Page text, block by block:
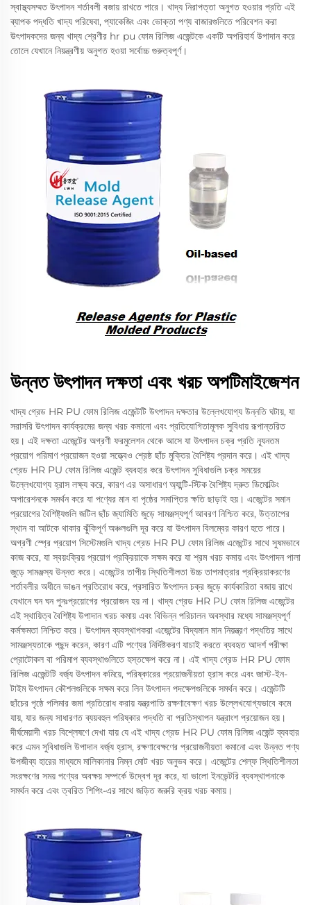
স্বাস্থ্যসম্মত উৎপাদন শর্তাবলী বজায় রাখতে পারে। খাদ্য নিরাপত্তা অনুগত হওয়ার প্রতি এই
ব্যাপক পদ্ধতি খাদ্য পরিষেবা, প্যাকেজিং এবং ভোক্তা পণ্য বাজারগুলিতে পরিবেশন করা
উৎপাদকদের জন্য খাদ্য শ্রেণীর hr pu ফোম রিলিজ এজেন্টকে একটি অপরিহার্য উপাদান করে
তোলে যেখানে নিয়ন্ত্রণীয় অনুগত হওয়া সর্বোচ্চ গুরুত্বপূর্ণ।
উন্নত উৎপাদন দক্ষতা এবং খরচ অপটিমাইজেশন
খাদ্য গ্রেড HR PU ফোম রিলিজ এজেন্টটি উৎপাদন দক্ষতার উল্লেখযোগ্য উন্নতি ঘটায়, যা
সরাসরি উৎপাদন কার্যক্রমের জন্য খরচ কমানো এবং প্রতিযোগিতামূলক সুবিধায় রূপান্তরিত
হয়। এই দক্ষতা এজেন্টের অগ্রণী ফরমুলেশন থেকে আসে যা উৎপাদন চক্র প্রতি ন্যূনতম
প্রয়োগ পরিমাণ প্রয়োজন হওয়া সত্ত্বেও শ্রেষ্ঠ ছাঁচ মুক্তির বৈশিষ্ট্য প্রদান করে। এই খাদ্য
গ্রেড HR PU ফোম রিলিজ এজেন্ট ব্যবহার করে উৎপাদন সুবিধাগুলি চক্র সময়ের
উল্লেখযোগ্য হ্রাস লক্ষ্য করে, কারণ এর অসাধারণ অ্যান্টি-স্টিক বৈশিষ্ট্য দ্রুত ডিমোল্ডিং
অপারেশনকে সমর্থন করে যা পণ্যের মান বা পৃষ্ঠের সমাপ্তির ক্ষতি ছাড়াই হয়। এজেন্টের সমান
প্রয়োগের বৈশিষ্ট্যগুলি জটিল ছাঁচ জ্যামিতি জুড়ে সামঞ্জস্যপূর্ণ আবরণ নিশ্চিত করে, উত্তাপের
স্থান বা আটকে থাকার ঝুঁকিপূর্ণ অঞ্চলগুলি দূর করে যা উৎপাদন বিলম্বের কারণ হতে পারে।
অগ্রণী স্প্রে প্রয়োগ সিস্টেমগুলি খাদ্য গ্রেড HR PU ফোম রিলিজ এজেন্টের সাথে সুষমভাবে
কাজ করে, যা স্বয়ংক্রিয় প্রয়োগ প্রক্রিয়াকে সক্ষম করে যা শ্রম খরচ কমায় এবং উৎপাদন পালা
জুড়ে সামঞ্জস্য উন্নত করে। এজেন্টের তাপীয় স্থিতিশীলতা উচ্চ তাপমাত্রার প্রক্রিয়াকরণের
শর্তাবলীর অধীনে ভাঙন প্রতিরোধ করে, প্রসারিত উৎপাদন চক্র জুড়ে কার্যকারিতা বজায় রাখে
যেখানে ঘন ঘন পুনঃপ্রয়োগের প্রয়োজন হয় না। খাদ্য গ্রেড HR PU ফোম রিলিজ এজেন্টের
এই স্থায়িত্ব বৈশিষ্ট্য উপাদান খরচ কমায় এবং বিভিন্ন পরিচালন অবস্থার মধ্যে সামঞ্জস্যপূর্ণ
কর্মক্ষমতা নিশ্চিত করে। উৎপাদন ব্যবস্থাপকরা এজেন্টের বিদ্যমান মান নিয়ন্ত্রণ পদ্ধতির সাথে
সামঞ্জস্যতাকে পছন্দ করেন, কারণ এটি পণ্যের নির্দিষ্টকরণ যাচাই করতে ব্যবহৃত আদর্শ পরীক্ষা
প্রোটোকল বা পরিমাপ ব্যবস্থাগুলিতে হস্তক্ষেপ করে না। এই খাদ্য গ্রেড HR PU ফোম
রিলিজ এজেন্টটি বর্জ্য উৎপাদন কমিয়ে, পরিষ্কারের প্রয়োজনীয়তা হ্রাস করে এবং জাস্ট-ইন-
টাইম উৎপাদন কৌশলগুলিকে সক্ষম করে লিন উৎপাদন পদক্ষেপগুলিকে সমর্থন করে। এজেন্টটি
ছাঁচের পৃষ্ঠে পলিমার জমা প্রতিরোধ করায় যন্ত্রপাতি রক্ষণাবেক্ষণ খরচ উল্লেখযোগ্যভাবে কমে
যায়, যার জন্য সাধারণত ব্যয়বহুল পরিষ্কার পদ্ধতি বা প্রতিস্থাপন যন্ত্রাংশ প্রয়োজন হয়।
দীর্ঘমেয়াদী খরচ বিশ্লেষণে দেখা যায় যে এই খাদ্য গ্রেড HR PU ফোম রিলিজ এজেন্ট ব্যবহার
করে এমন সুবিধাগুলি উপাদান বর্জ্য হ্রাস, রক্ষণাবেক্ষণের প্রয়োজনীয়তা কমানো এবং উন্নত পণ্য
উপজীব্য হারের মাধ্যমে মালিকানার নিম্ন মোট খরচ অনুভব করে। এজেন্টের শেল্ফ স্থিতিশীলতা
সংরক্ষণের সময় পণ্যের অবক্ষয় সম্পর্কে উদ্বেগ দূর করে, যা ভালো ইনভেন্টরি ব্যবস্থাপনাকে
সমর্থন করে এবং ত্বরিত শিপিং-এর সাথে জড়িত জরুরি ক্রয় খরচ কমায়।